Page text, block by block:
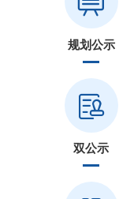
规划公示
双公示